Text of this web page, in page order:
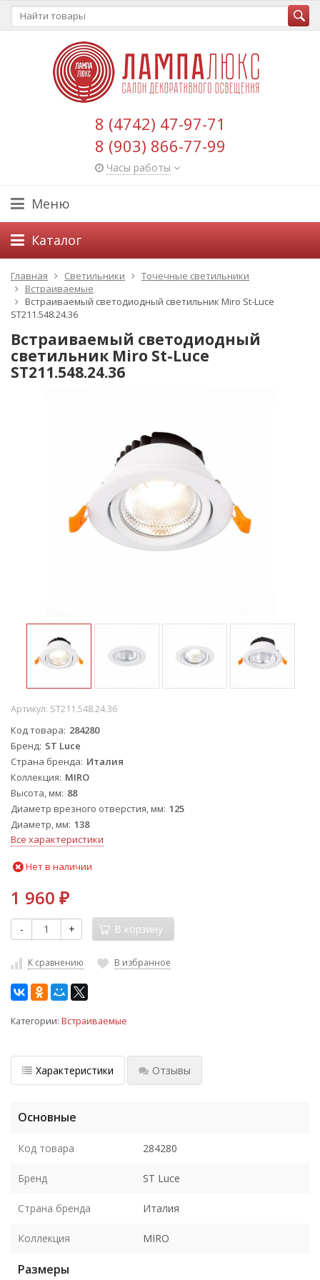
8 (4742) 47-97-71
8 (903) 866-77-99
Часы работы
Меню
Каталог
Главная Светильники
Точечные светильники
Встраиваемые
Встраиваемый светодиодный светильник Miro St-Luce
ST211.548.24.36
Встраиваемый светодиодный
светильник Miro St-Luce
ST211.548.24.36
Артикул: ST211.548.24.36
Код товара 284280
Бренд ST Luce
Страна бренда Италия
Коллекция MIRO
Высота, мм 88
Диаметр врезного отверстия, мм 125
Диаметр, мм 138
Все характеристики
Нет в наличии
1 960 ₽
- + В корзину
К сравнению В избранное
Категории: Встраиваемые
Характеристики Отзывы
Основные
Код товара 284280
Бренд ST Luce
Страна бренда Италия
Коллекция MIRO
Размеры